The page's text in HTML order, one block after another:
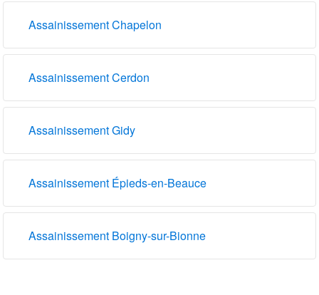
Assainissement Chapelon
Assainissement Cerdon
Assainissement Gidy
Assainissement Épieds-en-Beauce
Assainissement Boigny-sur-Bionne